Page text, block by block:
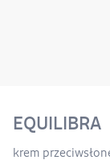
EQUILIBRA
krem